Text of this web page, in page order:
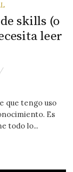
skills (o
leer
/
que tengo uso
Es
todo lo...